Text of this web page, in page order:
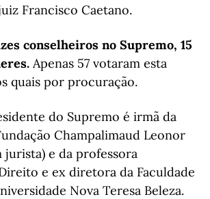
Francisco Caetano.
conselheiros no Supremo, 15
Apenas 57 votaram esta
quais por procuração.
do Supremo é irmã da
Champalimaud Leonor
jurista) e da professora
e ex diretora da Faculdade
Nova Teresa Beleza.